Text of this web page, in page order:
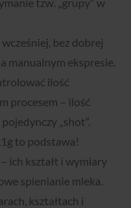
bez dobrej
manualnym ekspresie.
ilość
procesem – ilość
„shot”.
to podstawa!
– ich kształt i wymiary
spienianie mleka.
kształtach i